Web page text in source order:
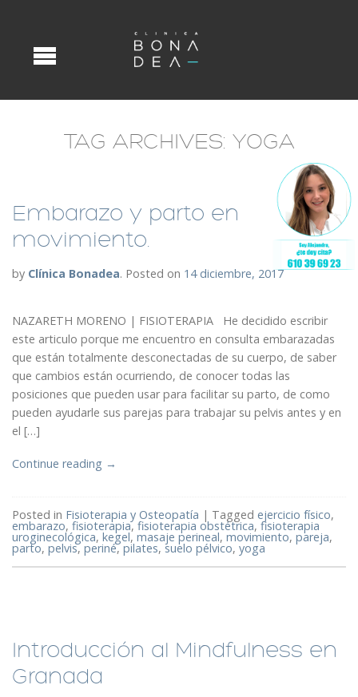
TAG ARCHIVES: YOGA
Embarazo y parto en
movimiento.
by Clínica Bonadea. Posted on 14 diciembre, 2017
NAZARETH MORENO | FISIOTERAPIA He decidido escribir
este articulo porque me encuentro en consulta embarazadas
que están totalmente desconectadas de su cuerpo, de saber
que cambios están ocurriendo, de conocer todas las
posiciones que pueden usar para facilitar su parto, de como
pueden ayudarle sus parejas para trabajar su pelvis antes y en
el […]
Continue reading →
Posted in Fisioterapia y Osteopatía | Tagged ejercicio físico,
embarazo, fisioterapia, fisioterapia obstétrica, fisioterapia
uroginecológica, kegel, masaje perineal, movimiento, pareja,
parto, pelvis, periné,pilates, suelo pélvico, yoga
Introducción al Mindfulness en
Granada